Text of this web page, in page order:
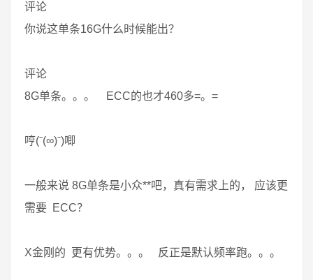
评论
你说这单条16G什么时候能出？
评论
8G单条。。。 ECC的也才460多=。=
哼(ˉ(∞)ˉ)唧
一般来说 8G单条是小众**吧，真有需求上的， 应该更
需要 ECC？
X金刚的 更有优势。。。 反正是默认频率跑。。。